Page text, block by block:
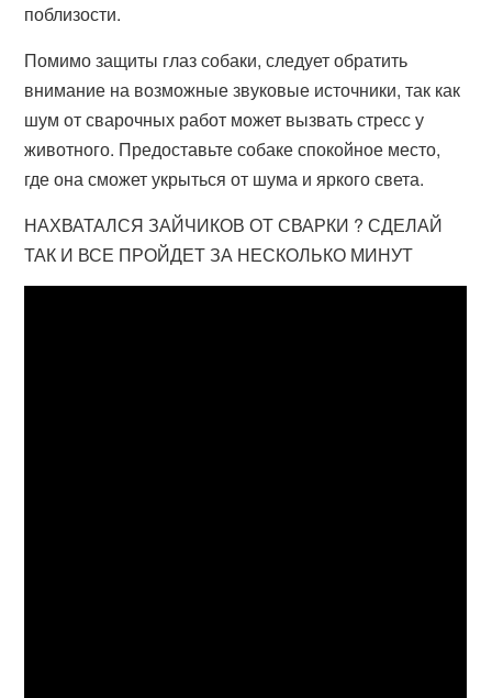
поблизости.
Помимо защиты глаз собаки, следует обратить
внимание на возможные звуковые источники, так как
шум от сварочных работ может вызвать стресс у
животного. Предоставьте собаке спокойное место,
где она сможет укрыться от шума и яркого света.
НАХВАТАЛСЯ ЗАЙЧИКОВ ОТ СВАРКИ ? СДЕЛАЙ
ТАК И ВСЕ ПРОЙДЕТ ЗА НЕСКОЛЬКО МИНУТ